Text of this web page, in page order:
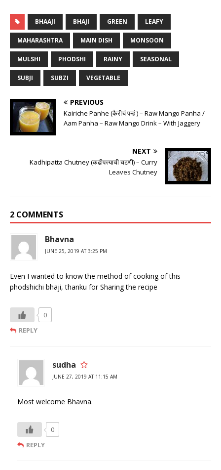
BHAAJI BHAJI GREEN LEAFY
MAHARASHTRA MAIN DISH MONSOON
MULSHI PHODSHI RAINY SEASONAL
SUBJI SUBZI VEGETABLE
PREVIOUS
Kairiche Panhe (कैरीचं पन्हं ) – Raw Mango Panha /
Aam Panha – Raw Mango Drink – With Jaggery
NEXT
Kadhipatta Chutney (कढीपत्त्याची चटणी) – Curry
Leaves Chutney
2 COMMENTS
Bhavna
JUNE 25, 2019 AT 3:25 PM
Even I wanted to know the method of cooking of this
phodshichi bhaji, thanku for Sharing the recipe
0
REPLY
sudha
JUNE 27, 2019 AT 11:15 AM
Most welcome Bhavna.
0
REPLY